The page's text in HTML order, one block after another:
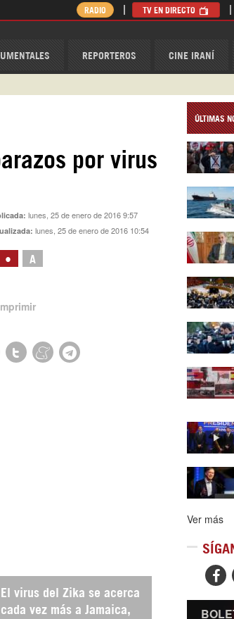
REPORTEROS CINE IRANÍ
RADIO TV EN DIRECTO
por virus
lunes, 25 de enero de 2016 9:57
lunes, 25 de enero de 2016 10:54
• A
El virus del Zika se acerca
cada vez más a Jamaica,
ÚLTIMAS
Ver más